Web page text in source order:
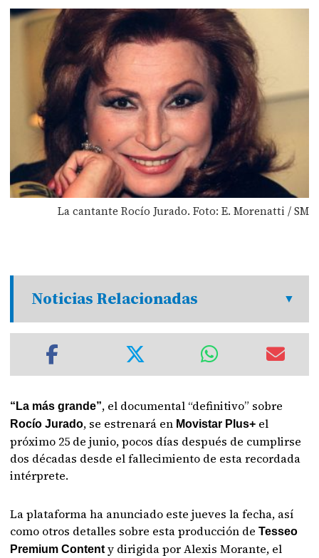
La cantante Rocío Jurado. Foto: E. Morenatti / SM
Noticias Relacionadas
“La más grande”, el documental “definitivo” sobre
Rocío Jurado, se estrenará en Movistar Plus+ el
próximo 25 de junio, pocos días después de cumplirse
dos décadas desde el fallecimiento de esta recordada
intérprete.
La plataforma ha anunciado este jueves la fecha, así
como otros detalles sobre esta producción deTesseo
Premium Contenty dirigida por Alexis Morante, el